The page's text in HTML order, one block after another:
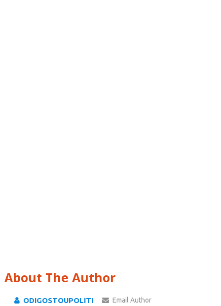
About The Author
ODIGOSTOUPOLITI Email Author